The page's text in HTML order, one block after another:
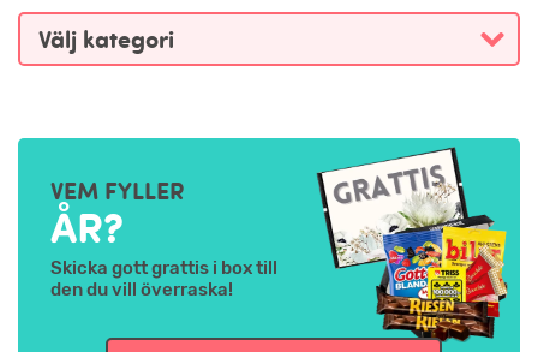
VEM FYLLER
ÅR?
Skicka gott grattis i box till
den du vill överraska!